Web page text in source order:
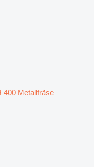
400 Metallfräse